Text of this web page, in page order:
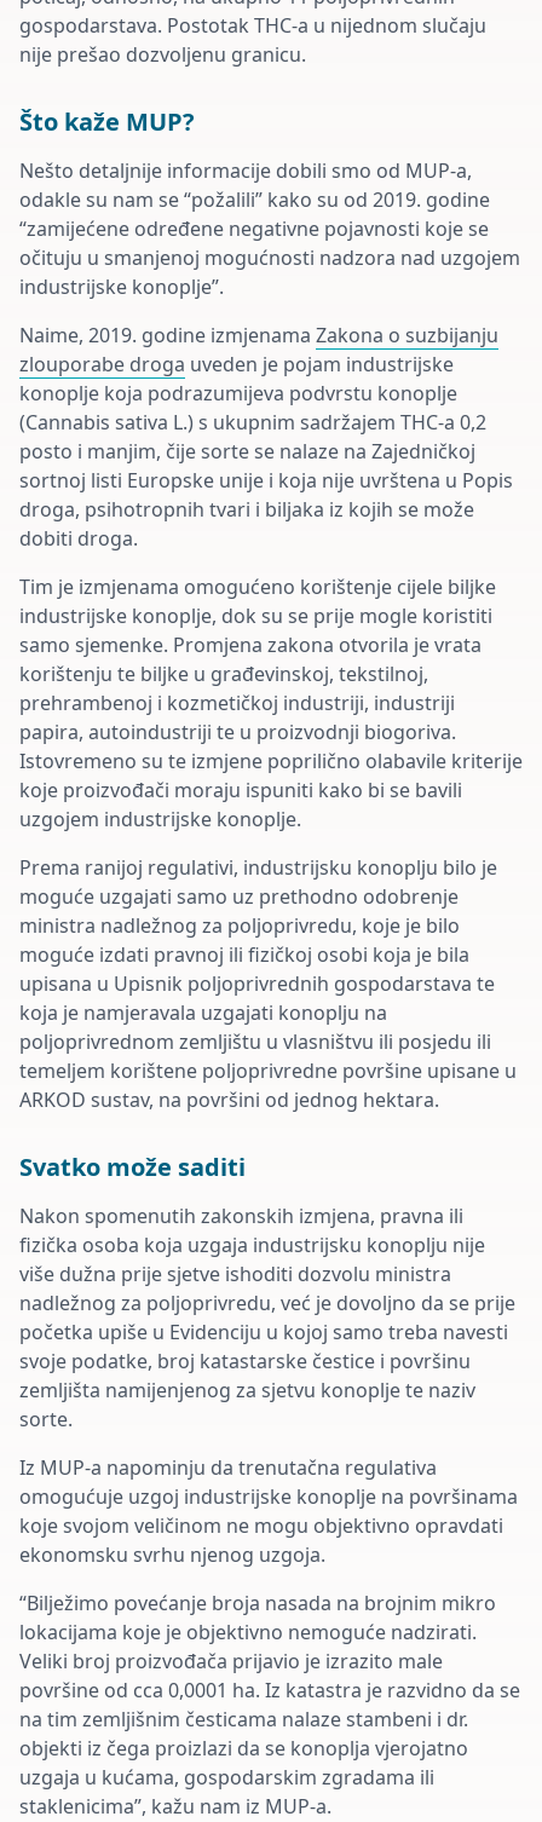
gospodarstava. Postotak THC-a u nijednom slučaju
nije prešao dozvoljenu granicu.
Što kaže MUP?
Nešto detaljnije informacije dobili smo od MUP-a,
odakle su nam se “požalili” kako su od 2019. godine
“zamijećene određene negativne pojavnosti koje se
očituju u smanjenoj mogućnosti nadzora nad uzgojem
industrijske konoplje”.
Naime, 2019. godine izmjenama Zakona o suzbijanju
zlouporabe droga uveden je pojam industrijske
konoplje koja podrazumijeva podvrstu konoplje
(Cannabis sativa L.) s ukupnim sadržajem THC-a 0,2
posto i manjim, čije sorte se nalaze na Zajedničkoj
sortnoj listi Europske unije i koja nije uvrštena u Popis
droga, psihotropnih tvari i biljaka iz kojih se može
dobiti droga.
Tim je izmjenama omogućeno korištenje cijele biljke
industrijske konoplje, dok su se prije mogle koristiti
samo sjemenke. Promjena zakona otvorila je vrata
korištenju te biljke u građevinskoj, tekstilnoj,
prehrambenoj i kozmetičkoj industriji, industriji
papira, autoindustriji te u proizvodnji biogoriva.
Istovremeno su te izmjene poprilično olabavile kriterije
koje proizvođači moraju ispuniti kako bi se bavili
uzgojem industrijske konoplje.
Prema ranijoj regulativi, industrijsku konoplju bilo je
moguće uzgajati samo uz prethodno odobrenje
ministra nadležnog za poljoprivredu, koje je bilo
moguće izdati pravnoj ili fizičkoj osobi koja je bila
upisana u Upisnik poljoprivrednih gospodarstava te
koja je namjeravala uzgajati konoplju na
poljoprivrednom zemljištu u vlasništvu ili posjedu ili
temeljem korištene poljoprivredne površine upisane u
ARKOD sustav, na površini od jednog hektara.
Svatko može saditi
Nakon spomenutih zakonskih izmjena, pravna ili
fizička osoba koja uzgaja industrijsku konoplju nije
više dužna prije sjetve ishoditi dozvolu ministra
nadležnog za poljoprivredu, već je dovoljno da se prije
početka upiše u Evidenciju u kojoj samo treba navesti
svoje podatke, broj katastarske čestice i površinu
zemljišta namijenjenog za sjetvu konoplje te naziv
sorte.
Iz MUP-a napominju da trenutačna regulativa
omogućuje uzgoj industrijske konoplje na površinama
koje svojom veličinom ne mogu objektivno opravdati
ekonomsku svrhu njenog uzgoja.
“Bilježimo povećanje broja nasada na brojnim mikro
lokacijama koje je objektivno nemoguće nadzirati.
Veliki broj proizvođača prijavio je izrazito male
površine od cca 0,0001 ha. Iz katastra je razvidno da se
na tim zemljišnim česticama nalaze stambeni i dr.
objekti iz čega proizlazi da se konoplja vjerojatno
uzgaja u kućama, gospodarskim zgradama ili
staklenicima”, kažu nam iz MUP-a.